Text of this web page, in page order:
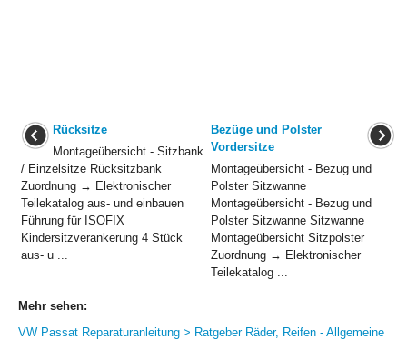
Rücksitze
Montageübersicht - Sitzbank
/ Einzelsitze Rücksitzbank
Zuordnung → Elektronischer
Teilekatalog aus- und einbauen
Führung für ISOFIX
Kindersitzverankerung 4 Stück
aus- u ...
Bezüge und Polster
Vordersitze
Montageübersicht - Bezug und
Polster Sitzwanne
Montageübersicht - Bezug und
Polster Sitzwanne Sitzwanne
Montageübersicht Sitzpolster
Zuordnung → Elektronischer
Teilekatalog ...
Mehr sehen:
VW Passat Reparaturanleitung > Ratgeber Räder, Reifen - Allgemeine